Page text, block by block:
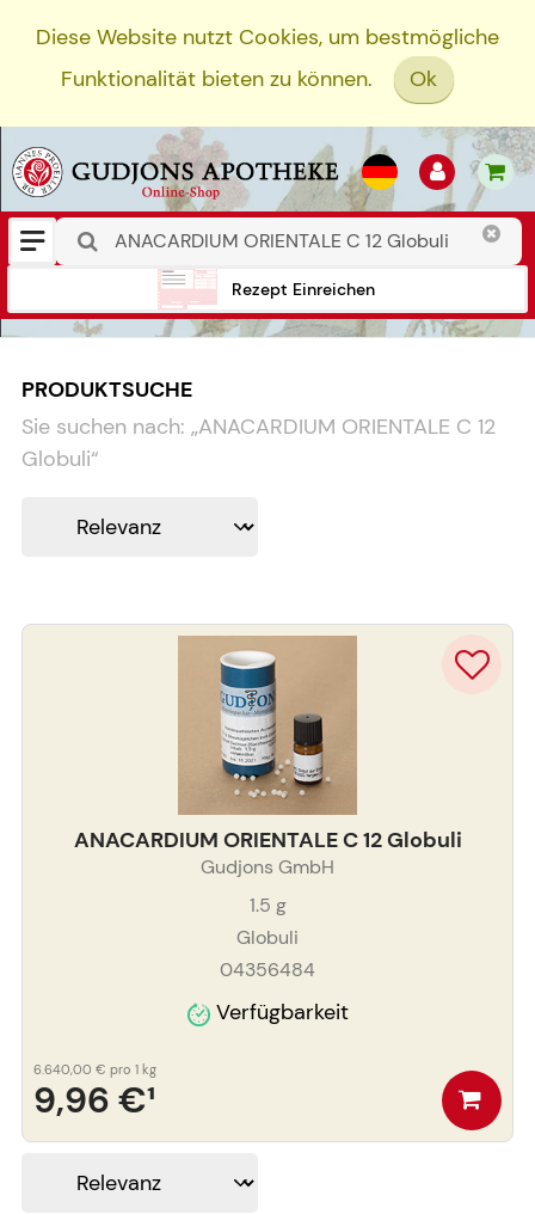
Diese Website nutzt Cookies, um bestmögliche
Funktionalität bieten zu können.
Ok
Rezept Einreichen
PRODUKTSUCHE
Sie suchen nach: „ANACARDIUM ORIENTALE C 12
Globuli“
ANACARDIUM ORIENTALE C 12 Globuli
Gudjons GmbH
1.5 g
Globuli
04356484
Verfügbarkeit
9,96 €¹
6.640,00 € pro 1 kg